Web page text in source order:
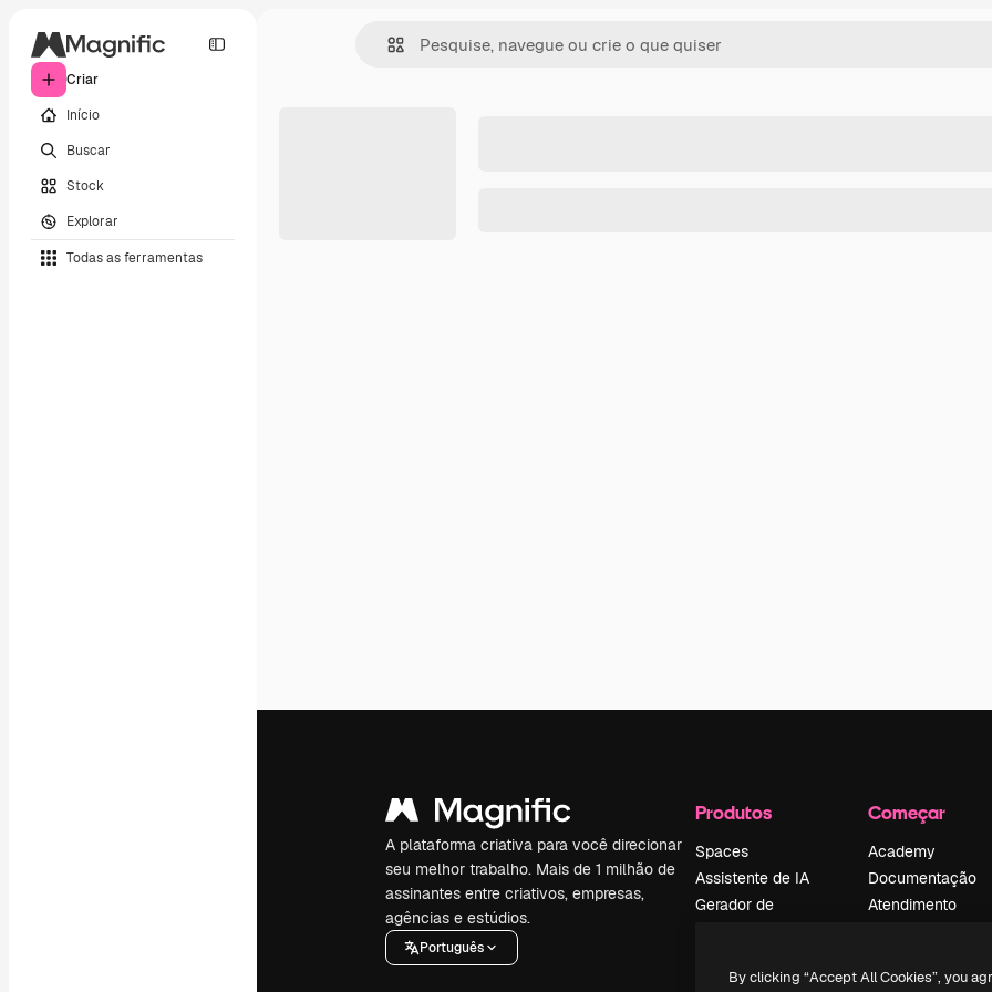
Criar
Início
Buscar
Stock
Explorar
Todas as ferramentas
A plataforma criativa para você direcionar
seu melhor trabalho. Mais de 1 milhão de
assinantes entre criativos, empresas,
agências e estúdios.
Português
Produtos
Spaces
Assistente de IA
Gerador de
Texto para voz
Começar
Academy
Documentação
Atendimento
Política de
By clicking “Accept All Cookies”, you